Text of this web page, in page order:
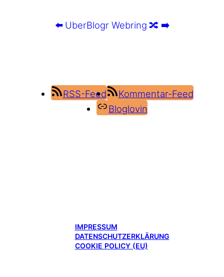
⬅️ UberBlogr Webring 🔀 ➡️
RSS-Feed
Kommentar-Feed
Bloglovin
IMPRESSUM
DATENSCHUTZERKLÄRUNG
COOKIE POLICY (EU)